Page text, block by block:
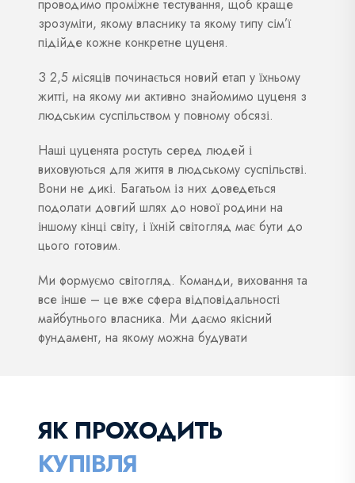
проводимо проміжне тестування, щоб краще
зрозуміти, якому власнику та якому типу сім’ї
підійде кожне конкретне цуценя.
З 2,5 місяців починається новий етап у їхньому
житті, на якому ми активно знайомимо цуценя з
людським суспільством у повному обсязі.
Наші цуценята ростуть серед людей і
виховуються для життя в людському суспільстві.
Вони не дикі. Багатьом із них доведеться
подолати довгий шлях до нової родини на
іншому кінці світу, і їхній світогляд має бути до
цього готовим.
Ми формуємо світогляд. Команди, виховання та
все інше – це вже сфера відповідальності
майбутнього власника. Ми даємо якісний
фундамент, на якому можна будувати
ЯК ПРОХОДИТЬ
КУПІВЛЯ